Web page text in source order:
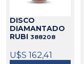
DISCO
DIAMANTADO
RUBI 388208
U$S 162,41